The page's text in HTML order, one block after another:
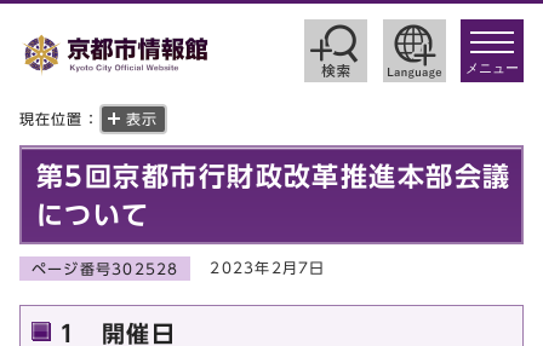
toggle
メニュー
現在位置： 表示
第5回京都市行財政改革推進本部会議
について
ページ番号302528 2023年2月7日
1 開催日